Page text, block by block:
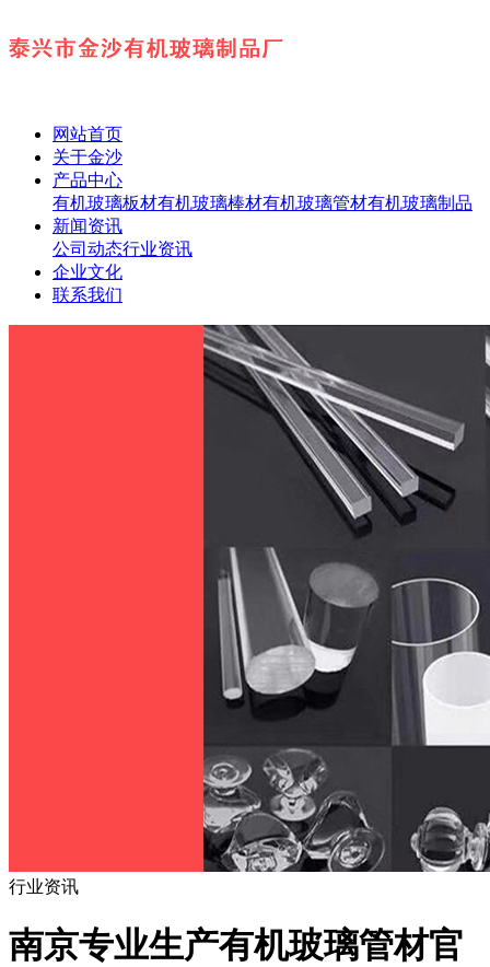
网站首页
关于金沙
产品中心
有机玻璃板材有机玻璃棒材有机玻璃管材有机玻璃制品
新闻资讯
公司动态行业资讯
企业文化
联系我们
行业资讯
南京专业生产有机玻璃管材官